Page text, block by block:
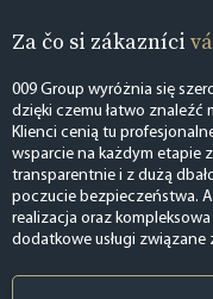
Za čo si zákazníci
009 Group wyróżnia się
dzięki czemu łatwo znaleźć
Klienci cenią tu
wsparcie na każdym etapie
transparentnie i z dużą
poczucie bezpieczeństwa.
realizacja oraz
dodatkowe usługi związane